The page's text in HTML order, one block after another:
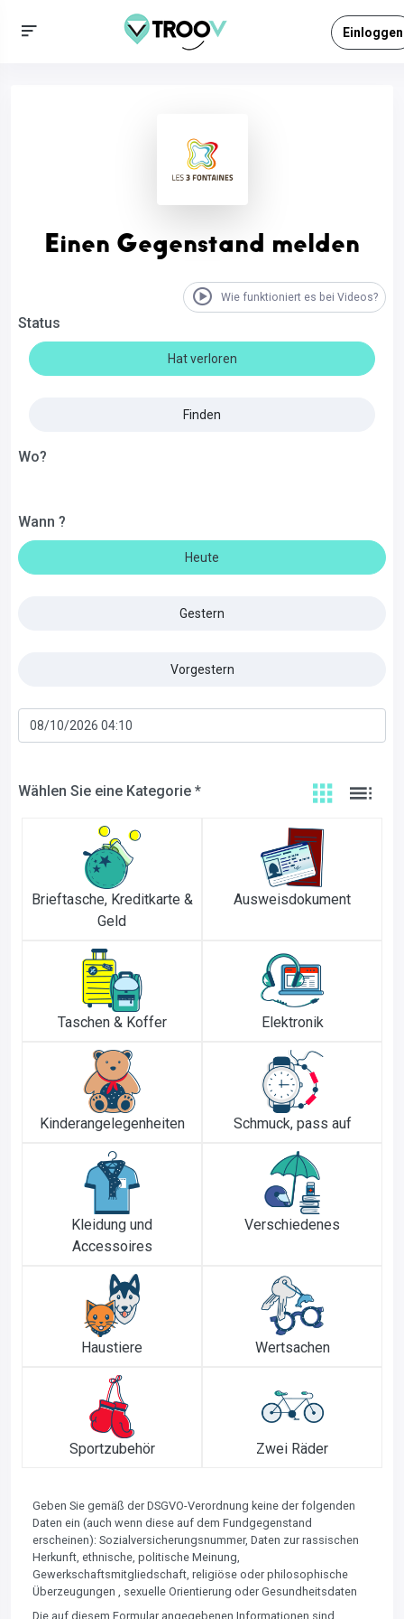
Einloggen
Einen Gegenstand melden
Wie funktioniert es bei Videos?
Status
Hat verloren
Finden
Wo?
Wann ?
Heute
Gestern
Vorgestern
Wählen Sie eine Kategorie *
Brieftasche, Kreditkarte &
Geld
Ausweisdokument
Taschen & Koffer Elektronik
Kinderangelegenheiten Schmuck, pass auf
Kleidung und
Accessoires
Verschiedenes
Haustiere Wertsachen
Sportzubehör Zwei Räder
Geben Sie gemäß der DSGVO-Verordnung keine der folgenden
Daten ein (auch wenn diese auf dem Fundgegenstand
erscheinen): Sozialversicherungsnummer, Daten zur rassischen
Herkunft, ethnische, politische Meinung,
Gewerkschaftsmitgliedschaft, religiöse oder philosophische
Überzeugungen , sexuelle Orientierung oder Gesundheitsdaten
Die auf diesem Formular angegebenen Informationen sind